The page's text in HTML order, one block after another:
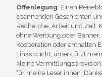
Offenlegung: Einen
spannenden Geschichten
Recherche, Arbeit und Zeit.
ohne Werbung oder
Kooperation oder enthalten
Links bucht, unterstützt
kleine
für meine Leser:innen.